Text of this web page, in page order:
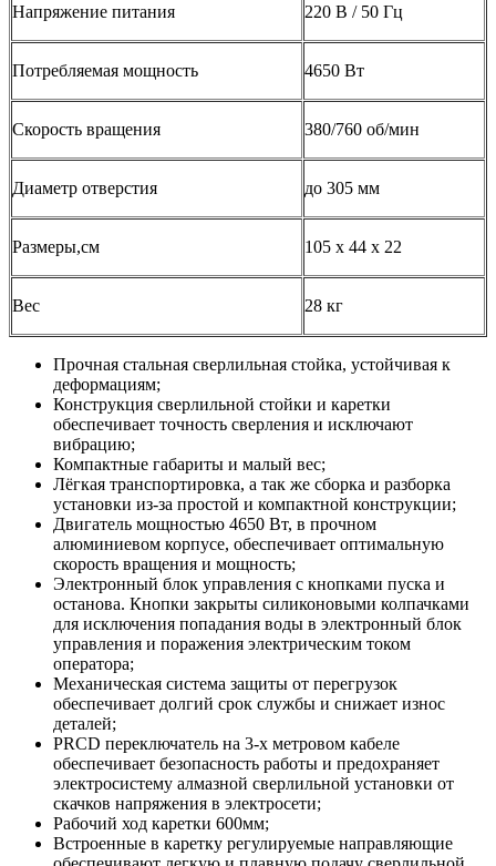
Напряжение питания 220 В / 50 Гц
Потребляемая мощность 4650 Вт
Скорость вращения 380/760 об/мин
Диаметр отверстия до 305 мм
Размеры,см 105 х 44 х 22
Вес 28 кг
Прочная стальная сверлильная стойка, устойчивая к
деформациям;
Конструкция сверлильной стойки и каретки
обеспечивает точность сверления и исключают
вибрацию;
Компактные габариты и малый вес;
Лёгкая транспортировка, а так же сборка и разборка
установки из-за простой и компактной конструкции;
Двигатель мощностью 4650 Вт, в прочном
алюминиевом корпусе, обеспечивает оптимальную
скорость вращения и мощность;
Электронный блок управления с кнопками пуска и
останова. Кнопки закрыты силиконовыми колпачками
для исключения попадания воды в электронный блок
управления и поражения электрическим током
оператора;
Механическая система защиты от перегрузок
обеспечивает долгий срок службы и снижает износ
деталей;
PRCD переключатель на 3-х метровом кабеле
обеспечивает безопасность работы и предохраняет
электросистему алмазной сверлильной установки от
скачков напряжения в электросети;
Рабочий ход каретки 600мм;
Встроенные в каретку регулируемые направляющие